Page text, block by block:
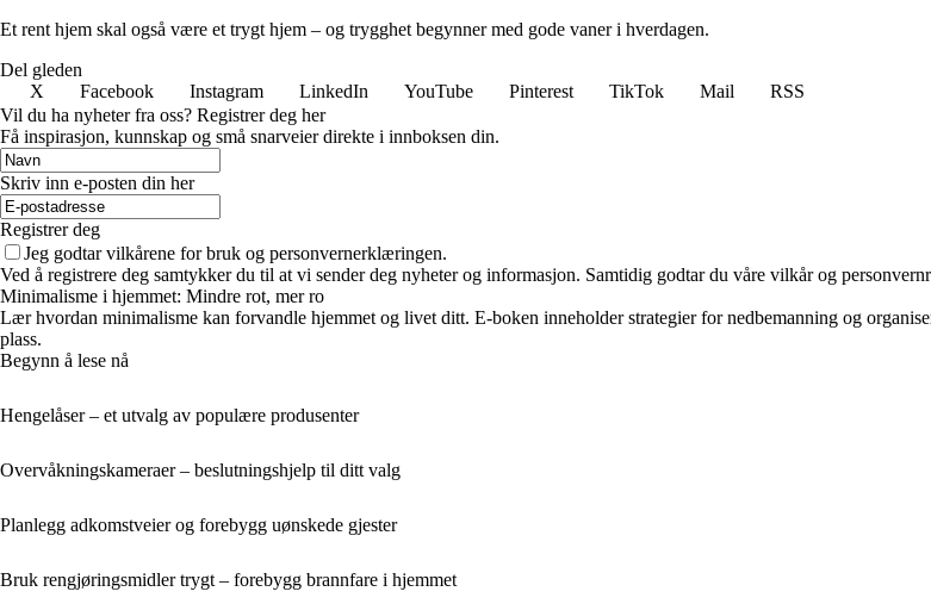
Et rent hjem skal også være et trygt hjem – og trygghet begynner med gode vaner i hverdagen.
Del gleden
X
Facebook Instagram LinkedIn YouTube Pinterest TikTok Mail
RSS
Vil du ha nyheter fra oss? Registrer deg her
Få inspirasjon, kunnskap og små snarveier direkte i innboksen din.
Skriv inn e-posten din her
Registrer deg
Jeg godtar vilkårene for bruk og personvernerklæringen.
Ved å registrere deg samtykker du til at vi sender deg nyheter og informasjon. Samtidig godtar du våre vilkår og
Minimalisme i hjemmet: Mindre rot, mer ro
Lær hvordan minimalisme kan forvandle hjemmet og livet ditt. E-boken inneholder strategier for nedbemanning og
plass.
Begynn å lese nå
Hengelåser – et utvalg av populære produsenter
Overvåkningskameraer – beslutningshjelp til ditt valg
Planlegg adkomstveier og forebygg uønskede gjester
Bruk rengjøringsmidler trygt – forebygg brannfare i hjemmet